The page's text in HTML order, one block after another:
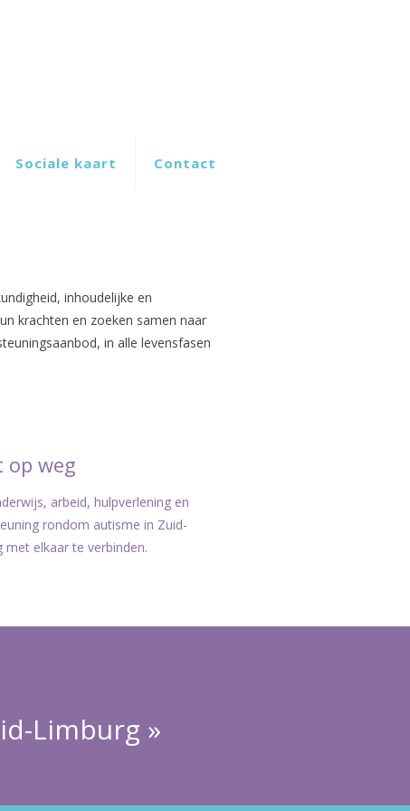
Sociale kaart Contact
inhoudelijke en
krachten en zoeken samen naar
in alle levensfasen
op weg
arbeid, hulpverlening en
rondom autisme in Zuid-
met elkaar te verbinden.
Limburg »